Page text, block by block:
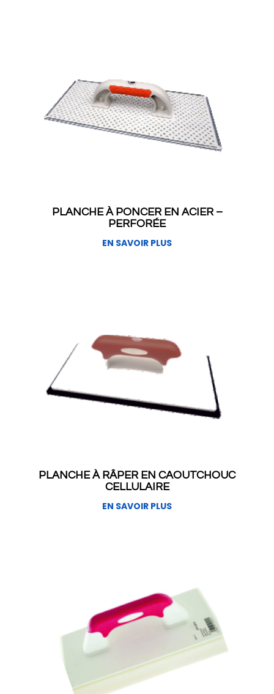
PLANCHE À PONCER EN ACIER –
PERFORÉE
EN SAVOIR PLUS
PLANCHE À RÂPER EN CAOUTCHOUC
CELLULAIRE
EN SAVOIR PLUS